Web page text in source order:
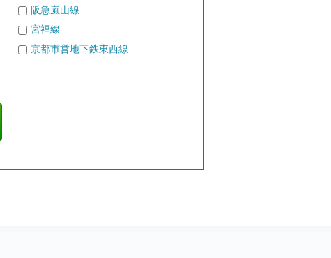
阪急嵐山線
宮福線
京都市営地下鉄東西線